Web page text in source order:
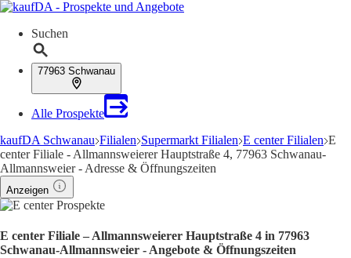
Suchen
77963 Schwanau
Alle Prospekte
kaufDA Schwanau Filialen Supermarkt Filialen E center Filialen E
center Filiale - Allmannsweierer Hauptstraße 4, 77963 Schwanau-
Allmannsweier - Adresse & Öffnungszeiten
Anzeigen
E center Filiale – Allmannsweierer Hauptstraße 4 in 77963
Schwanau-Allmannsweier - Angebote & Öffnungszeiten